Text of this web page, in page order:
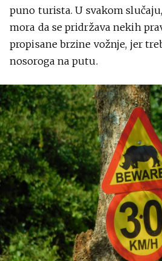
puno turista. U svakom
mora da se pridržava nekih
propisane brzine vožnje, jer
nosoroga na putu.